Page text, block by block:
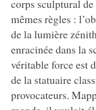
corps sculptural
mêmes règles :
de la lumière
enracinée dans la
véritable force est
de la statuaire
provocateurs.